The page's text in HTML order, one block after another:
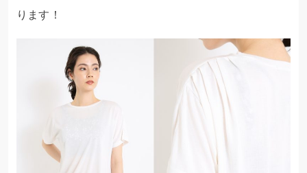
ります！